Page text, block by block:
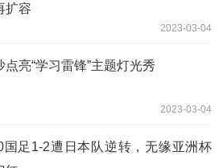
扩容
2023-03-04
点亮“学习雷锋”主题灯光秀
2023-03-04
国足1-2遭日本队逆转，无缘亚洲杯